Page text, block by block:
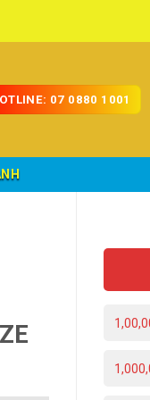
07 0880 1001